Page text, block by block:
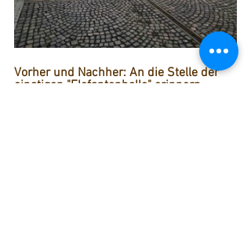
Vorher und Nachher: An die Stelle der
einstigen "Elefantenhalle" erinnern